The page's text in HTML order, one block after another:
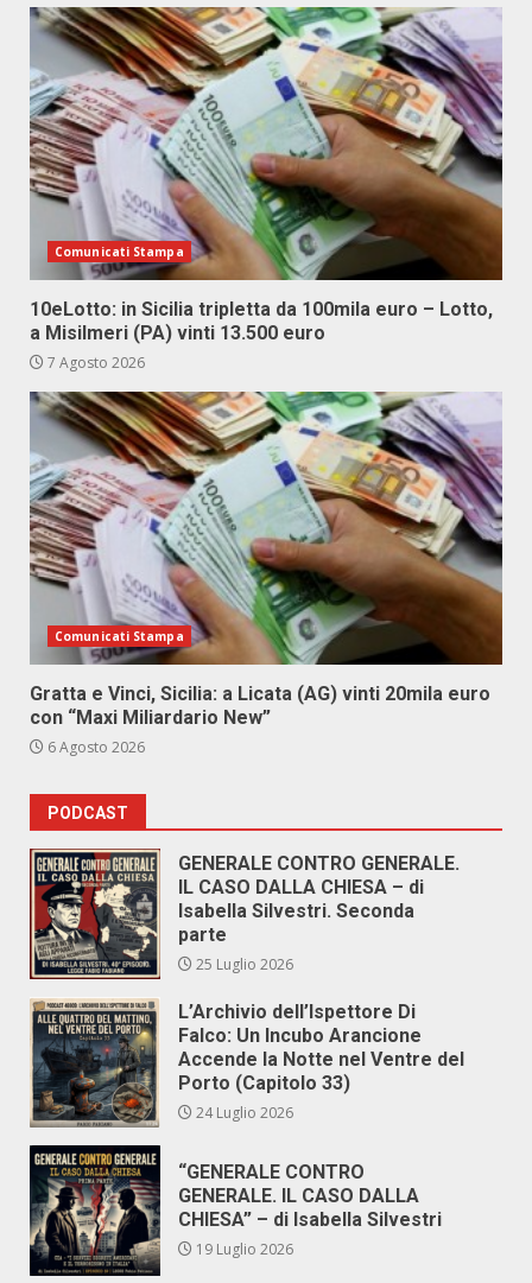
Comunicati Stampa
10eLotto: in Sicilia tripletta da 100mila euro – Lotto,
a Misilmeri (PA) vinti 13.500 euro
7 Agosto 2026
Comunicati Stampa
Gratta e Vinci, Sicilia: a Licata (AG) vinti 20mila euro
con “Maxi Miliardario New”
6 Agosto 2026
PODCAST
GENERALE CONTRO GENERALE.
IL CASO DALLA CHIESA – di
Isabella Silvestri. Seconda
parte
25 Luglio 2026
L’Archivio dell’Ispettore Di
Falco: Un Incubo Arancione
Accende la Notte nel Ventre del
Porto (Capitolo 33)
24 Luglio 2026
“GENERALE CONTRO
GENERALE. IL CASO DALLA
CHIESA” – di Isabella Silvestri
19 Luglio 2026